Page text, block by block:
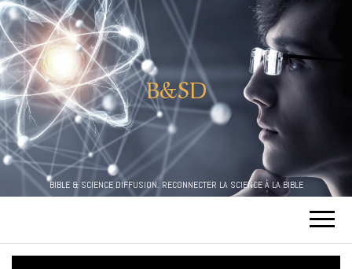
B&SD
BIBLE & SCIENCE DIFFUSION. RECONNECTER LA SCIENCE À LA BIBLE